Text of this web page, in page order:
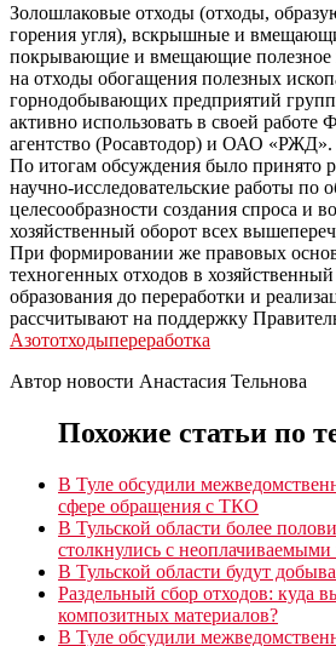
Золошлаковые отходы (отходы,
горения угля), вскрышные и
покрывающие и вмещающие полезное
на отходы обогащения полезных
горнодобывающих предприятий
активно использовать в своей работе
агентство (Росавтодор) и ОАО «РЖД».
По итогам обсуждения было принято
научно-исследовательские работы по
целесообразности создания спроса и
хозяйственный оборот всех
При формировании же правовых
техногенных отходов в
образования до переработки и
рассчитывают на поддержку
Азототходыпереработка
Автор новости Анастасия Тельнова
Похожие статьи по
В Туле обсудили
сфере обращения с ТКО
В Тульской области более
столкнулись с неоплачиваемыми
В Тульской области будут
Раздельный сбор отходов: куда
композитных материалов?
В Туле обсудили